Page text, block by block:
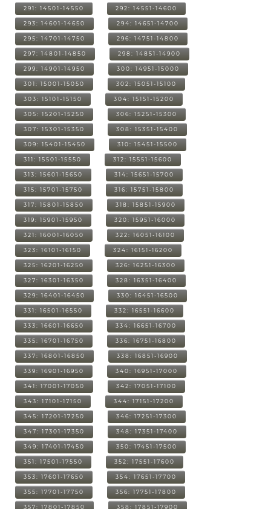
291: 14501-14550 292: 14551-14600
293: 14601-14650 294: 14651-14700
295: 14701-14750 296: 14751-14800
297: 14801-14850 298: 14851-14900
299: 14901-14950 300: 14951-15000
301: 15001-15050 302: 15051-15100
303: 15101-15150 304: 15151-15200
305: 15201-15250 306: 15251-15300
307: 15301-15350 308: 15351-15400
309: 15401-15450 310: 15451-15500
311: 15501-15550 312: 15551-15600
313: 15601-15650 314: 15651-15700
315: 15701-15750 316: 15751-15800
317: 15801-15850 318: 15851-15900
319: 15901-15950 320: 15951-16000
321: 16001-16050 322: 16051-16100
323: 16101-16150 324: 16151-16200
325: 16201-16250 326: 16251-16300
327: 16301-16350 328: 16351-16400
329: 16401-16450 330: 16451-16500
331: 16501-16550 332: 16551-16600
333: 16601-16650 334: 16651-16700
335: 16701-16750 336: 16751-16800
337: 16801-16850 338: 16851-16900
339: 16901-16950 340: 16951-17000
341: 17001-17050 342: 17051-17100
343: 17101-17150 344: 17151-17200
345: 17201-17250 346: 17251-17300
347: 17301-17350 348: 17351-17400
349: 17401-17450 350: 17451-17500
351: 17501-17550 352: 17551-17600
353: 17601-17650 354: 17651-17700
355: 17701-17750 356: 17751-17800
357: 17801-17850 358: 17851-17900